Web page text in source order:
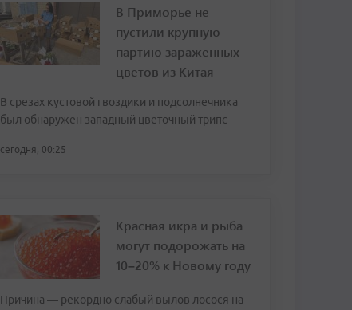
В Приморье не
пустили крупную
партию зараженных
цветов из Китая
В срезах кустовой гвоздики и подсолнечника
был обнаружен западный цветочный трипс
сегодня, 00:25
Красная икра и рыба
могут подорожать на
10–20% к Новому году
Причина — рекордно слабый вылов лосося на